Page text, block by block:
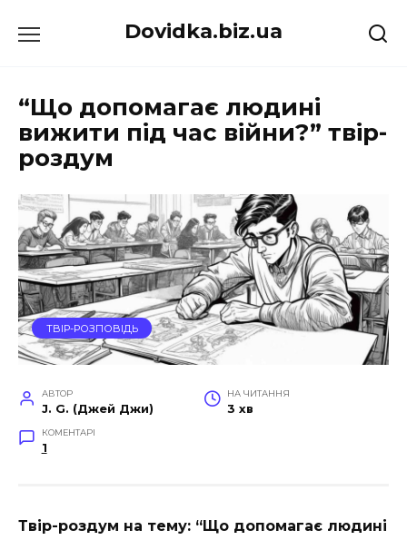
до
Dovidka.biz.ua
“Що допомагає людині
вижити під час війни?” твір-
роздум
ТВІР-РОЗПОВІДЬ
АВТОР
J. G. (Джей Джи)
НА ЧИТАННЯ
3 хв
КОМЕНТАРІ
1
Твір-роздум на тему: “Що допомагає людині